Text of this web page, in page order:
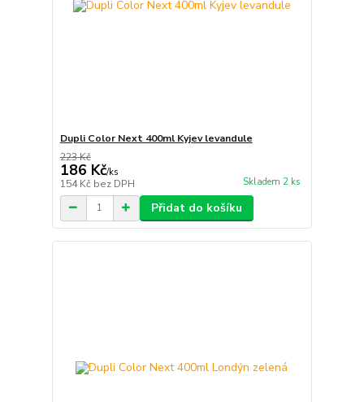
Dupli Color Next 400ml Kyjev levandule
223 Kč
186 Kč/ks
154 Kč bez DPH Skladem 2 ks
Přidat do košíku